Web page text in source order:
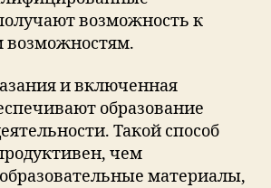
возможность к
и включенная
образование
Такой способ
чем
материалы,